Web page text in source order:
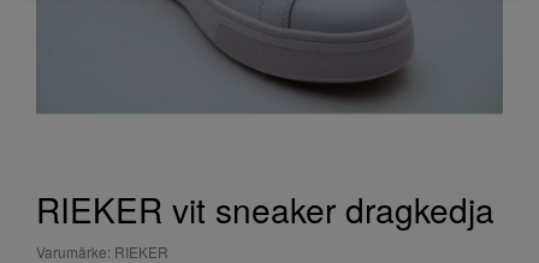
RIEKER vit sneaker dragkedja
Varumärke: RIEKER